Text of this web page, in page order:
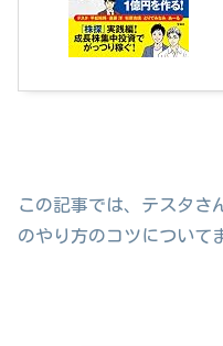
この記事では、テスタさ
のやり方のコツについて